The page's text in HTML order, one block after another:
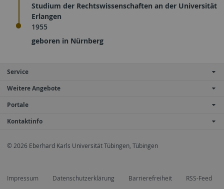
Studium der Rechtswissenschaften an der Universität
Erlangen
1955
geboren in Nürnberg
Service
Weitere Angebote
Portale
Kontaktinfo
© 2026 Eberhard Karls Universität Tübingen, Tübingen
Impressum Datenschutzerklärung Barrierefreiheit RSS-Feed